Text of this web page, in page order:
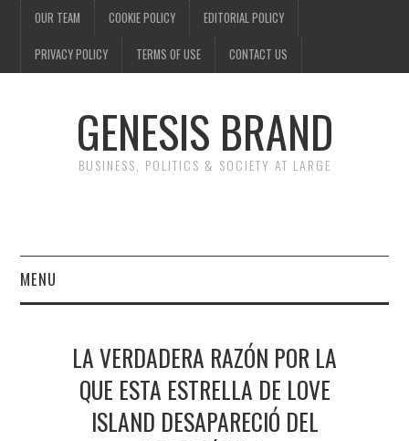
OUR TEAM COOKIE POLICY EDITORIAL POLICY
PRIVACY POLICY TERMS OF USE CONTACT US
GENESIS BRAND
BUSINESS, POLITICS & SOCIETY AT LARGE
MENU
FINANCELA VERDADERA RAZÓN POR LA
QUE ESTA ESTRELLA DE LOVE
ISLAND DESAPARECIÓ DEL